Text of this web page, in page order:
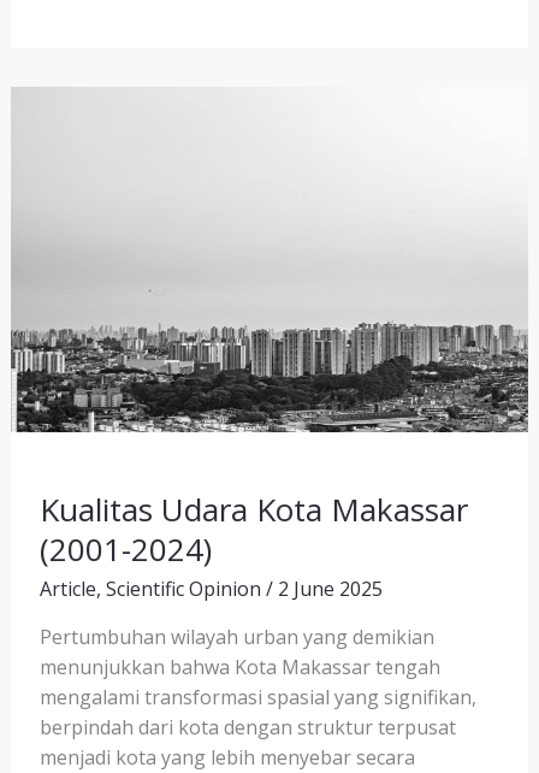
Kualitas Udara Kota Makassar
(2001-2024)
Article, Scientific Opinion / 2 June 2025
Pertumbuhan wilayah urban yang demikian
menunjukkan bahwa Kota Makassar tengah
mengalami transformasi spasial yang signifikan,
berpindah dari kota dengan struktur terpusat
menjadi kota yang lebih menyebar secara